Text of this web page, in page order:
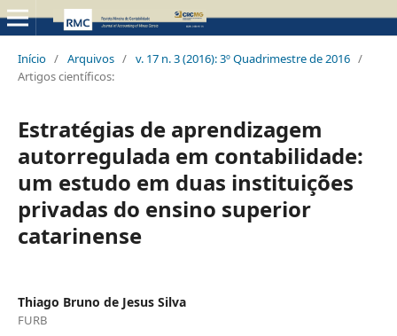
Início / Arquivos / v. 17 n. 3 (2016): 3º Quadrimestre de 2016 /
Artigos científicos:
Estratégias de aprendizagem
autorregulada em contabilidade:
um estudo em duas instituições
privadas do ensino superior
catarinense
Thiago Bruno de Jesus Silva
FURB